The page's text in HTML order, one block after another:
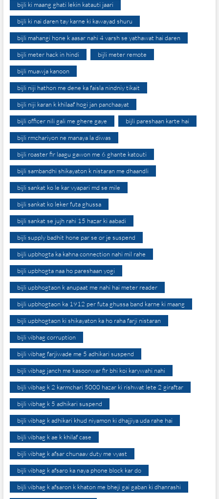
bijli ki maang ghati lekin katauti jaari
bijli ki nai daren tay karne ki kawayad shuru
bijli mahangi hone k aasar nahi 4 varsh se yathawat hai daren
bijli meter hack in hindi bijli meter remote
bijli muawja kanoon
bijli niji hathon me dene ka faisla nindniy tikait
bijli niji karan k khilaaf hogi jan panchaayat
bijli officer nili gali me ghere gaye bijli pareshaan karte hai
bijli rmchariyon ne manaya la diwas
bijli roaster fir laagu gawon me 6 ghante katouti
bijli sambandhi shikayaton k nistaran me dhaandli
bijli sankat ko le kar vyapari md se mile
bijli sankat ko leker futa ghussa
bijli sankat se jujh rahi 15 hazar ki aabadi
bijli supply badhit hone par se or je suspend
bijli upbhogta ka kahna connection nahi mil rahe
bijli upbhogta naa ho pareshaan yogi
bijli upbhogtaon k anupaat me nahi hai meter reader
bijli upbhogtaon ka 1912 per futa ghussa band karne ki maang
bijli upbhogtaon ki shikayaton ka ho raha farji nistaran
bijli vibhag corruption
bijli vibhag farjiwade me 5 adhikari suspend
bijli vibhag janch me kasoorwar fir bhi koi karywahi nahi
bijli vibhag k 2 karmchari 5000 hazar ki rishwat lete 2 giraftar
bijli vibhag k 5 adhikari suspend
bijli vibhag k adhikari khud niyamon ki dhajjiya uda rahe hai
bijli vibhag k ae k khilaf case
bijli vibhag k afsar chunaav duty me vyast
bijli vibhag k afsaro ka naya phone block kar do
bijli vibhag k afsaron k khaton me bheji gai gaban ki dhanrashi